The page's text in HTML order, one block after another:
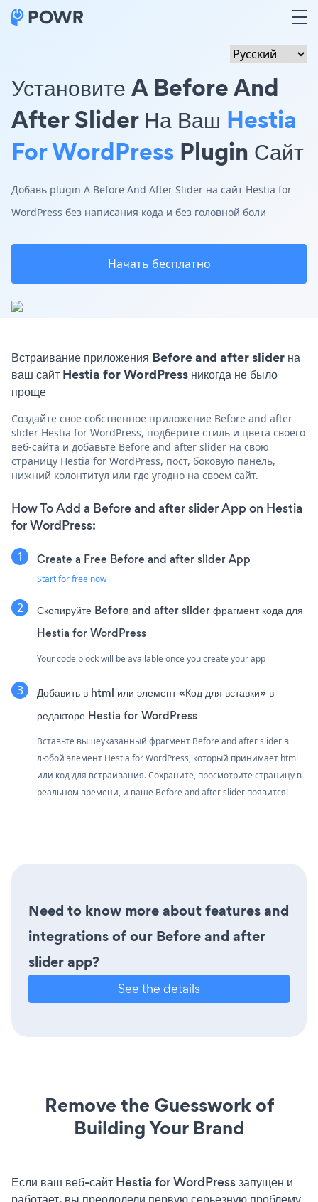
Установите A Before And
After Slider На Ваш Hestia
For WordPress Plugin Сайт
Добавь plugin A Before And After Slider на сайт Hestia for
WordPress без написания кода и без головной боли
Начать бесплатно
Встраивание приложения Before and after slider на
ваш сайт Hestia for WordPress никогда не было
проще
Создайте свое собственное приложение Before and after
slider Hestia for WordPress, подберите стиль и цвета своего
веб-сайта и добавьте Before and after slider на свою
страницу Hestia for WordPress, пост, боковую панель,
нижний колонтитул или где угодно на своем сайт.
How To Add a Before and after slider App on Hestia
for WordPress:
Create a Free Before and after slider App
Start for free now
Скопируйте Before and after slider фрагмент кода для
Hestia for WordPress
Your code block will be available once you create your app
Добавить в html или элемент «Код для вставки» в
редакторе Hestia for WordPress
Вставьте вышеуказанный фрагмент Before and after slider в
любой элемент Hestia for WordPress, который принимает html
или код для встраивания. Сохраните, просмотрите страницу в
реальном времени, и ваше Before and after slider появится!
Need to know more about features and
integrations of our Before and after
slider app?
See the details
Remove the Guesswork of
Building Your Brand
Если ваш веб-сайт Hestia for WordPress запущен и